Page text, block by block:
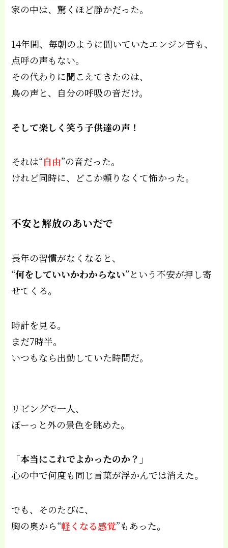
家の中は、驚くほど静かだった。
14年間、毎朝のように聞いていたエンジン音も、
点呼の声もない。
その代わりに聞こえてきたのは、
鳥の声と、自分の呼吸の音だけ。
そして楽しく笑う子供達の声！
それは“自由”の音だった。
けれど同時に、どこか頼りなくて怖かった。
不安と解放のあいだで
長年の習慣がなくなると、
“何をしていいかわからない”という不安が押し寄
せてくる。
時計を見る。
まだ7時半。
いつもなら出勤していた時間だ。
リビングで一人、
ぼーっと外の景色を眺めた。
「本当にこれでよかったのか？」
心の中で何度も同じ言葉が浮かんでは消えた。
でも、そのたびに、
胸の奥から“軽くなる感覚”もあった。